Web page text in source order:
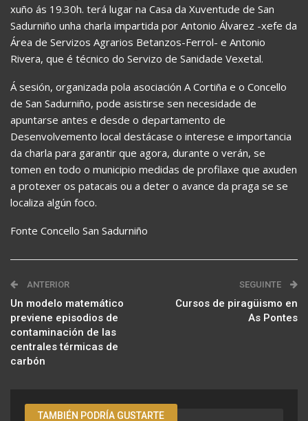
xuño ás 19.30h. terá lugar na Casa da Xuventude de San
Sadurniño unha charla impartida por Antonio Álvarez -xefe da
Área de Servizos Agrarios Betanzos-Ferrol- e Antonio
Rivera, que é técnico do Servizo de Sanidade Vexetal.
Á sesión, organizada pola asociación A Cortiña e o Concello
de San Sadurniño, pode asistirse sen necesidade de
apuntarse antes e desde o departamento de
Desenvolvemento local destácase o interese e importancia
da charla para garantir que agora, durante o verán, se
tomen en todo o municipio medidas de profilaxe que axuden
a protexer os patacais ou a deter o avance da praga se se
localiza algún foco.
Fonte Concello San Sadurniño
ANTERIOR
Un modelo matemático
previene episodios de
contaminación de las
centrales térmicas de
carbón
SEGUINTE
Cursos de piragüismo en
As Pontes
TAMBIÉN PODRÍA GUSTARTE